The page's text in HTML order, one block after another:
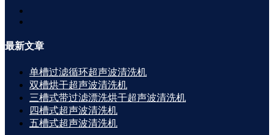
最新文章
单槽过滤循环超声波清洗机
双槽烘干超声波清洗机
三槽式带过滤漂洗烘干超声波清洗机
四槽式超声波清洗机
五槽式超声波清洗机